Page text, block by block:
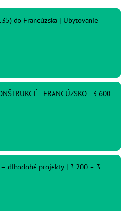
do Francúzska | Ubytovanie
- FRANCÚZSKO - 3 600
– dlhodobé projekty | 3 200 – 3